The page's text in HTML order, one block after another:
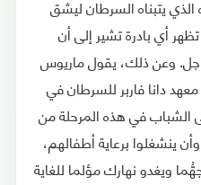
يتبناه السرطان ليشق
تظهر أي بادرة تشير إلى أن
وعن ذلك، يقول ماريوس
دانا فاربر للسرطان في
في هذه المرحلة من
ينشغلوا برعاية أطفالهم،
ويغدو نهارك مؤلما للغاية